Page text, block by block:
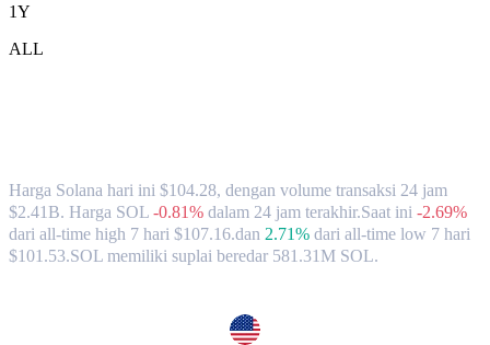
1Y
ALL
Harga Solana hari ini $104.28, dengan volume transaksi 24 jam
$2.41B. Harga SOL -0.81% dalam 24 jam terakhir.Saat ini -2.69%
dari all-time high 7 hari $107.16.dan 2.71% dari all-time low 7 hari
$101.53.SOL memiliki suplai beredar 581.31M SOL.